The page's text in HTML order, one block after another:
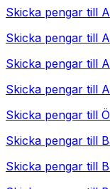
Skicka pengar till
Skicka pengar till
Skicka pengar till
Skicka pengar till
Skicka pengar till
Skicka pengar till
Skicka pengar till